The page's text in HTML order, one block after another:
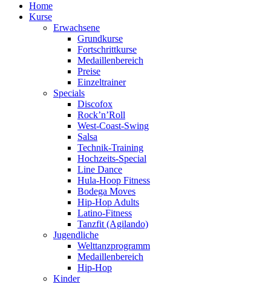
Home
Kurse
Erwachsene
Grundkurse
Fortschrittkurse
Medaillenbereich
Preise
Einzeltrainer
Specials
Discofox
Rock’n’Roll
West-Coast-Swing
Salsa
Technik-Training
Hochzeits-Special
Line Dance
Hula-Hoop Fitness
Bodega Moves
Hip-Hop Adults
Latino-Fitness
Tanzfit (Agilando)
Jugendliche
Welttanzprogramm
Medaillenbereich
Hip-Hop
Kinder